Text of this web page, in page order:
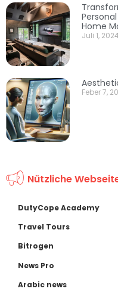
Home
Juli 1, 2024
Feber 7,
Nützliche
DutyCope Academy
Travel Tours
Bitrogen
News Pro
Arabic news